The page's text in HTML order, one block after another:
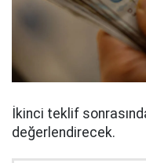
İkinci teklif
değerlendirecek.